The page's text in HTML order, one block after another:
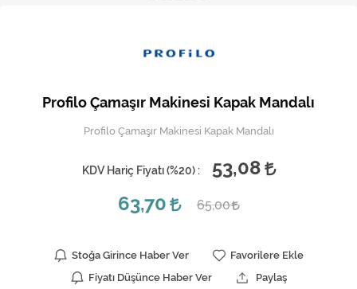
Musluk
Profilo Çamaşır Makinesi Kapak Mandalı
Profilo Çamaşır Makinesi Kapak Mandalı
KDV Hariç Fiyatı (%20) :
53,08
63,70
65,00
Stoğa Girince Haber Ver
Favorilere Ekle
Fiyatı Düşünce Haber Ver
Paylaş